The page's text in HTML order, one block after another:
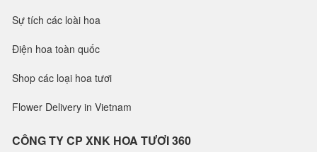
Sự tích các loài hoa
Điện hoa toàn quốc
Shop các loại hoa tươi
Flower Delivery in Vietnam
CÔNG TY CP XNK HOA TƯƠI 360